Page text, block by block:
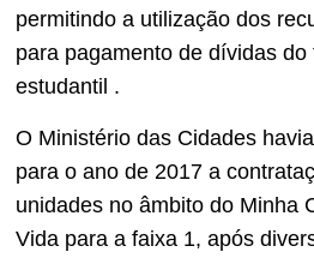
permitindo a utilização dos
para pagamento de dívidas do
estudantil .
O Ministério das Cidades
para o ano de 2017 a
unidades no âmbito do Minha
Vida para a faixa 1, após